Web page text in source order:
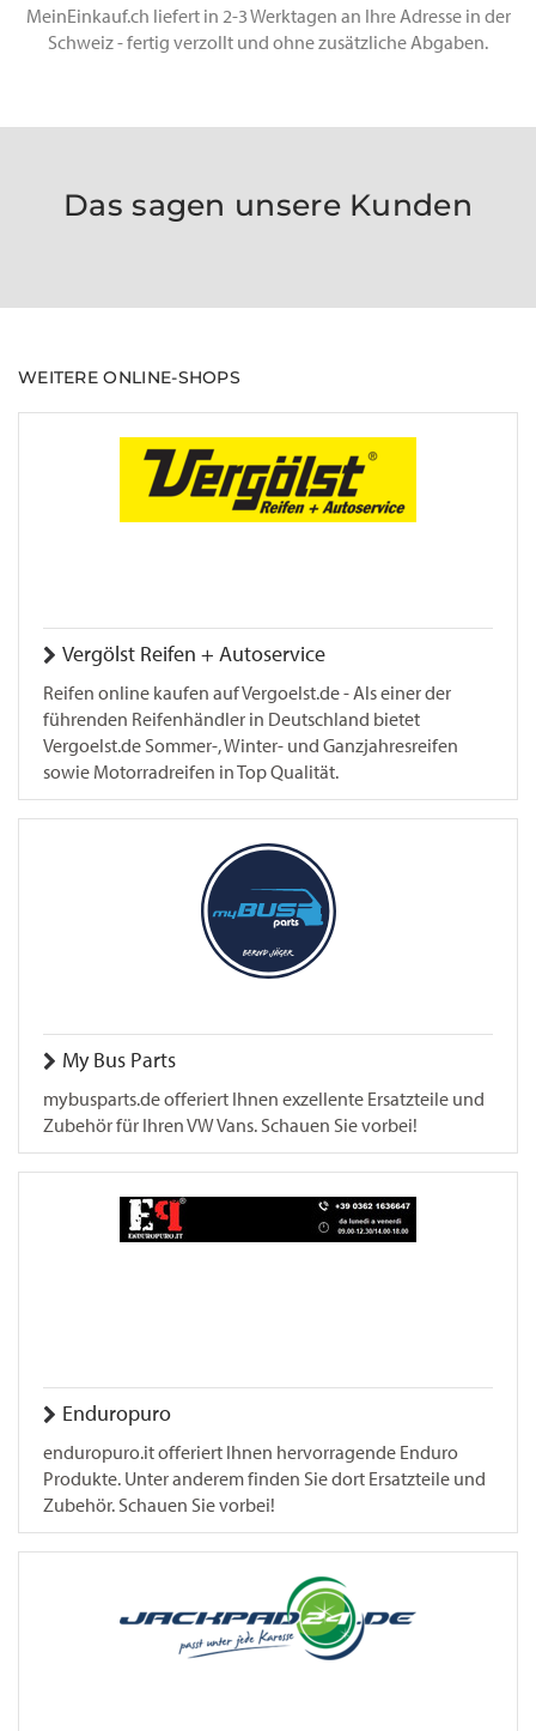
MeinEinkauf.ch liefert in 2-3 Werktagen an Ihre Adresse in der
Schweiz - fertig verzollt und ohne zusätzliche Abgaben.
Das sagen unsere Kunden
WEITERE ONLINE-SHOPS
Vergölst Reifen + Autoservice
Reifen online kaufen auf Vergoelst.de - Als einer der
führenden Reifenhändler in Deutschland bietet
Vergoelst.de Sommer-, Winter- und Ganzjahresreifen
sowie Motorradreifen in Top Qualität.
My Bus Parts
mybusparts.de offeriert Ihnen exzellente Ersatzteile und
Zubehör für Ihren VW Vans. Schauen Sie vorbei!
Enduropuro
enduropuro.it offeriert Ihnen hervorragende Enduro
Produkte. Unter anderem finden Sie dort Ersatzteile und
Zubehör. Schauen Sie vorbei!